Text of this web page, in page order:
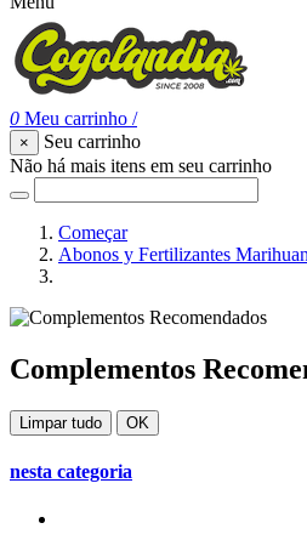
0 Meu carrinho /
×
Seu carrinho
Não há mais itens em seu carrinho
Começar
Abonos y Fertilizantes
Complementos
Limpar tudo OK
nesta categoria